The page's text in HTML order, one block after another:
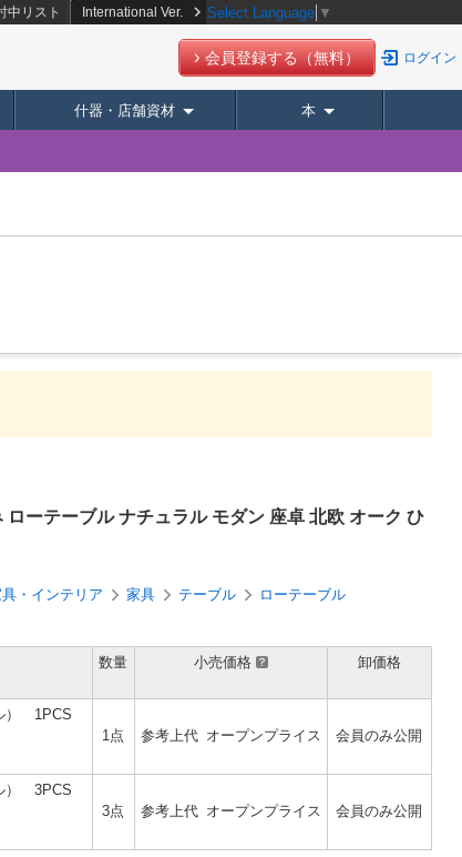
ーパーデリバリー】
中リスト International Ver. Select Language ▼
会員登録する（無料） ログイン
什器・店舗資材 本
ーテーブル ナチュラル モダン 座卓 北欧 オーク ひ
・インテリア 家具 テーブル ローテーブル
数量 小売価格 卸価格
） 1PCS
1点 参考上代 オープンプライス 会員のみ公開
） 3PCS
3点 参考上代 オープンプライス 会員のみ公開